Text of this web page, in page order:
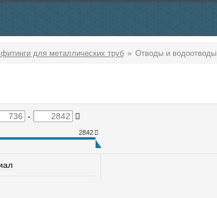
для металлических труб Отводы и водоотводы
-
2842